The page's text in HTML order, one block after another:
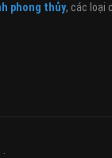
phong thủy, các loại
.